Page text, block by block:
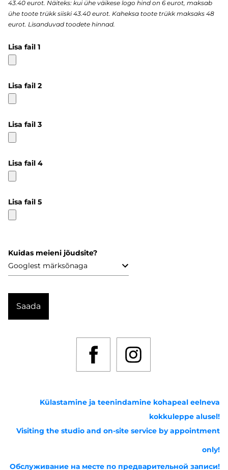
43.40 eurot. Näiteks: kui ühe väikese logo hind on 6 eurot, maksab
ühe toote trükk siiski 43.40 eurot. Kaheksa toote trükk maksaks 48
eurot. Lisanduvad toodete hinnad.
Lisa fail 1
Lisa fail 2
Lisa fail 3
Lisa fail 4
Lisa fail 5
Kuidas meieni jõudsite?
Külastamine ja teenindamine kohapeal eelneva
kokkuleppe alusel!
Visiting the studio and on-site service by appointment
only!
Обслуживание на месте по предварительной записи!